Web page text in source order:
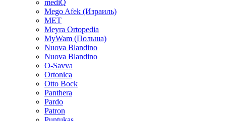
mediQ
Mego Afek (Израиль)
MET
Meyra Ortopedia
MyWam (Польша)
Nuova Blandino
Nuova Blandino
O-Savva
Ortonica
Otto Bock
Panthera
Pardo
Patron